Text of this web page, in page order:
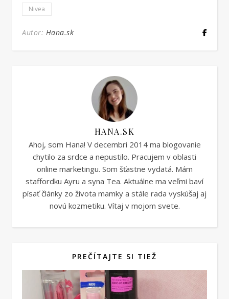
Nivea
Autor: Hana.sk
HANA.SK
Ahoj, som Hana! V decembri 2014 ma blogovanie
chytilo za srdce a nepustilo. Pracujem v oblasti
online marketingu. Som šťastne vydatá. Mám
staffordku Ayru a syna Tea. Aktuálne ma veľmi baví
písať články zo života mamky a stále rada vyskúšaj aj
novú kozmetiku. Vítaj v mojom svete.
PREČÍTAJTE SI TIEŽ